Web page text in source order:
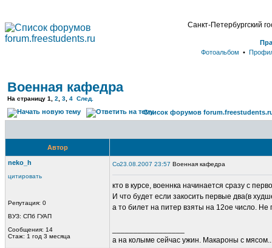
Санкт-Петербургский
Фотоальбом •
Военная кафедра
На страницу 1 2 3 4 След.
Список форумов
Автор
neko_h
цитировать
Репутация: 0
ВУЗ: СПб ГУАП
Сообщения: 14
Стаж: 1 год 3 месяца
23.08.2007 23:57 Военная кафедра
кто в курсе, военнка начинается сразу с
И что будет если закосить первые два(в
а то билет на питер взяты на 12ое число. Не
а на колыме сейчас ужин. Макароны с